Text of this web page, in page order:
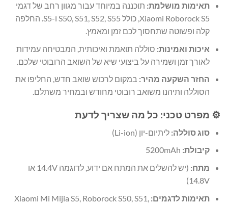
תאימות מושלמת: תוכננה במיוחד עבור מגוון רחב של דגמי
Xiaomi Roborock S5, כולל S50, S51, S52, S55 ו-S5. החלפה
קלה ופשוטה שתחסוך לכם זמן ומאמץ.
איכות ואמינות: סוללה תואמת ואיכותית, המבטיחה עמידות
לאורך זמן ושמירה על ביצועי שיא של השואב הרובוטי שלכם.
החזר השקעה מהיר: במקום לרכוש שואב חדש, החליפו את
הסוללה ותיהנו משואב רובוטי מחודש ובמחיר משתלם.
⚙️ מפרט טכני: כל מה שצריך לדעת
סוג סוללה: ליתיום-יון (Li-ion)
קיבולת:
מתח:
(יש להשלים את המתח אם ידוע, לדוגמה 14.4V או
14.8V)
תאימות לדגמים: Xiaomi Mi Mijia S5, Roborock S50, S51,